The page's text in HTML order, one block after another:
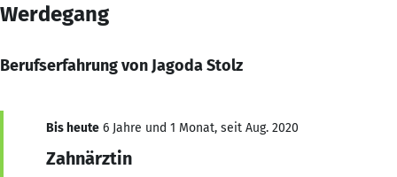
Werdegang
Berufserfahrung von Jagoda Stolz
Bis heute 6 Jahre und 1 Monat, seit Aug. 2020
Zahnärztin